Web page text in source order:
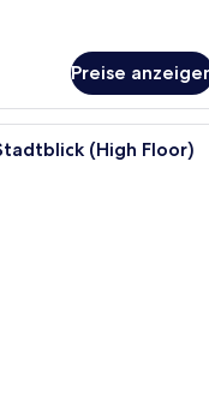
Preise
Eine Skyline mit hohen
(High Floor)